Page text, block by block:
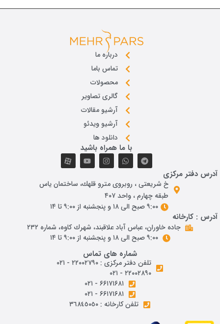
درباره ما
تماس باما
محصولات
گالری تصاویر
آرشیو مقالات
آرشیو ویدئو
دانلود ها
با ما همراه باشید
آدرس دفتر مرکزی
خ شريعتی ، روبروی مترو قلهك، ساختمان ياس
طبقه چهارم ، واحد ۴۰۷
۹:۰۰ صبح الی ۱۸ و پنجشنبه از ۹:۰۰ تا ۱۴
آدرس : کارخانه
جاده خاوران، عباس آباد علاقبند، شهرك كاوه، شماره ٢٣٢
۹:۰۰ صبح الی ۱۸ و پنجشنبه از ۹:۰۰ تا ۱۴
شماره های تماس
تلفن دفتر مرکزی : ۲۲۰۰۲۷۹۰ - ۰۲۱
۲۲۰۰۲۸۹۰ - ۰۲۱
۶۶۱۷۱۶۸۱ - ۰۲۱
۶۶۱۷۱۶۸۱ - ۰۲۱
تلفن کارخانه : ٣٦٨٤٥٠٥٠